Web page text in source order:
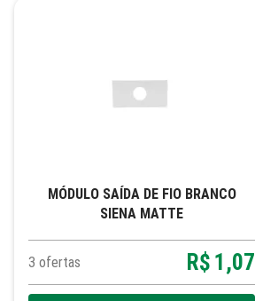
MÓDULO SAÍDA DE FIO BRANCO
SIENA MATTE
3 ofertas R$ 1,07